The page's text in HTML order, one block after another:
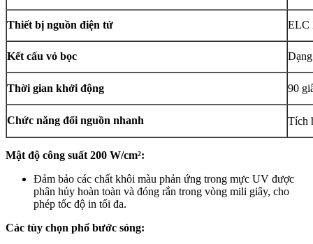
Thiết bị nguồn điện tử ELC
Kết cấu vỏ bọc
Thời gian khởi động 90
Chức năng đổi nguồn nhanh Tích
Mật độ công suất 200 W/cm²:
Đảm bảo các chất khôi màu phản ứng trong mực UV được
phân hủy hoàn toàn và đóng rắn trong vòng mili giây, cho
phép tốc độ in tối đa.
Các tùy chọn phổ bước sóng: